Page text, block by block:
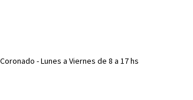
- Lunes a Viernes de 8 a 17 hs